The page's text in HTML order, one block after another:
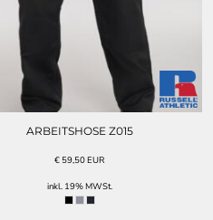
ARBEITSHOSE Z015
€ 59,50EUR
inkl. 19% MWSt.